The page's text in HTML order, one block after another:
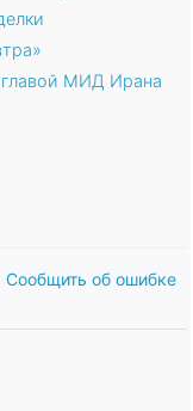
главой МИД Ирана
Сообщить об ошибке